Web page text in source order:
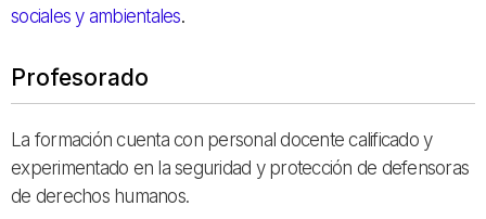
sociales y ambientales.
Profesorado
La formación cuenta con personal docente calificado y
experimentado en la seguridad y protección de defensoras
de derechos humanos.